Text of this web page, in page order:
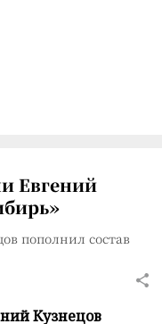
Евгений
пополнил состав
Кузнецов